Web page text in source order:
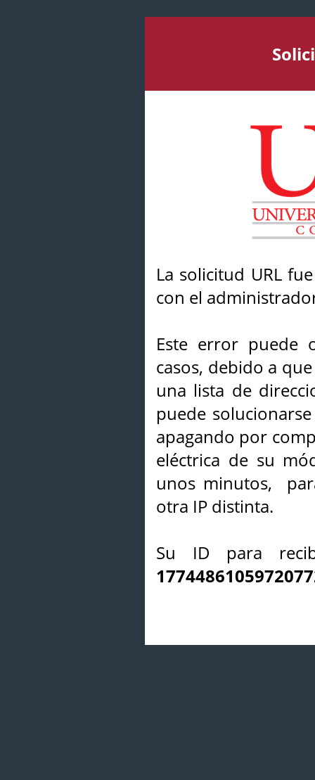
La solicitud URL
con el
Este error puede
casos, debido a
una lista de
puede
apagando por
eléctrica de su
unos minutos,
otra IP distinta.
Su ID para